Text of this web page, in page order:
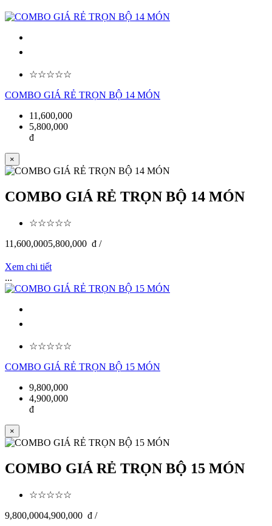
☆☆☆☆☆
COMBO GIÁ RẺ TRỌN BỘ 14 MÓN
11,600,000
5,800,000
đ
×
COMBO GIÁ RẺ TRỌN BỘ 14 MÓN
☆☆☆☆☆
11,600,0005,800,000 đ /
Xem chi tiết
...
☆☆☆☆☆
COMBO GIÁ RẺ TRỌN BỘ 15 MÓN
9,800,000
4,900,000
đ
×
COMBO GIÁ RẺ TRỌN BỘ 15 MÓN
☆☆☆☆☆
9,800,0004,900,000 đ /